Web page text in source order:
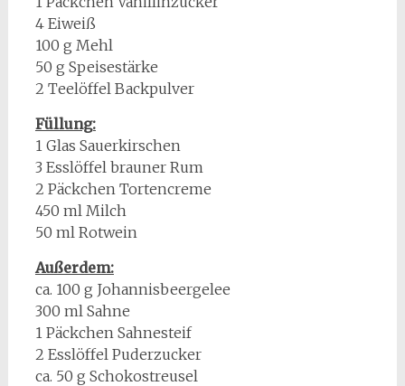
4 Eiweiß
100 g Mehl
50 g Speisestärke
2 Teelöffel Backpulver
Füllung:
1 Glas Sauerkirschen
3 Esslöffel brauner Rum
2 Päckchen Tortencreme
450 ml Milch
50 ml Rotwein
Außerdem:
ca. 100 g Johannisbeergelee
300 ml Sahne
1 Päckchen Sahnesteif
2 Esslöffel Puderzucker
ca. 50 g Schokostreusel